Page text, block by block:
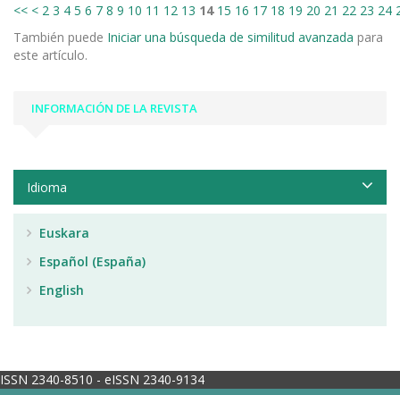
<< < 2 3 4 5 6 7 8 9 10 11 12 13 14 15 16 17 18 19 20 21 22 23 24
También puede Iniciar una búsqueda de similitud avanzada para
este artículo.
INFORMACIÓN DE LA REVISTA
Idioma
Euskara
Español (España)
English
ISSN 2340-8510 - eISSN 2340-9134